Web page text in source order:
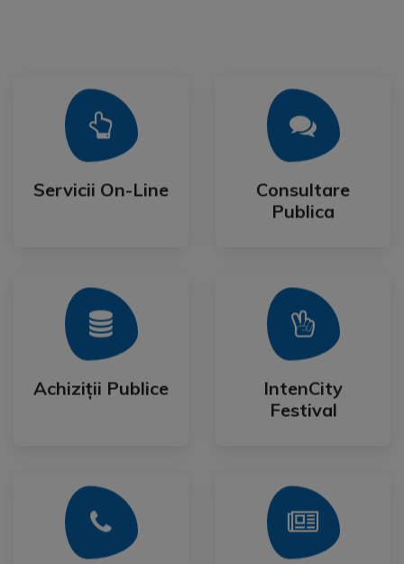
Servicii On-Line
Servicii On-Line
Mai Mult
Consultare
Publica
Consultare
Publica
Mai Mult
Achiziții Publice
Achiziții Publice
Mai Mult
IntenCity
Festival
IntenCity
Festival
Mai Mult
Mai Mult Mai Mult